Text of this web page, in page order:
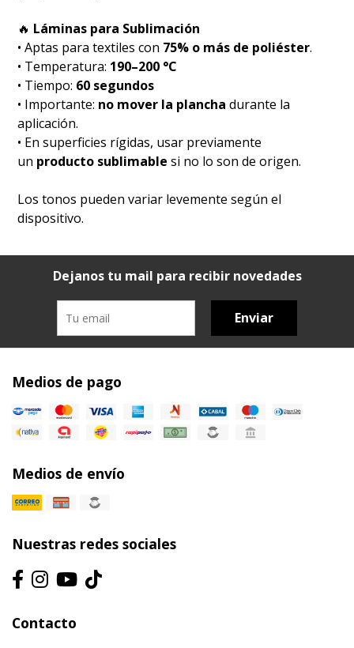
🔥 Láminas para Sublimación
• Aptas para textiles con 75% o más de poliéster.
• Temperatura: 190–200 °C
• Tiempo: 60 segundos
• Importante: no mover la plancha durante la
aplicación.
• En superficies rígidas, usar previamente
un producto sublimable si no lo son de origen.
Los tonos pueden variar levemente según el
dispositivo.
Dejanos tu mail para recibir novedades
Enviar
Medios de pago
Medios de envío
Nuestras redes sociales
Contacto